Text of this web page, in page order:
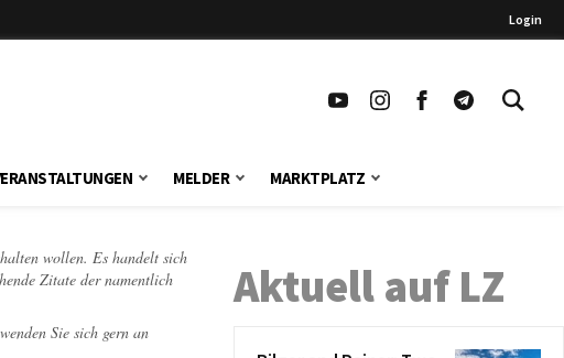
Login
MELDER MARKTPLATZ
wollen. Es handelt sich
Zitate der namentlich
Sie sich gern an
Aktuell auf LZ